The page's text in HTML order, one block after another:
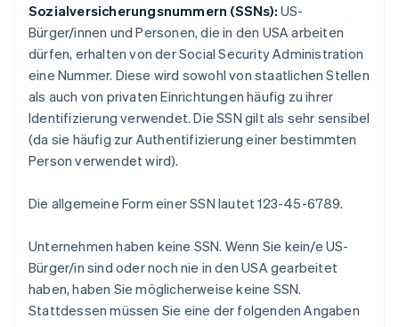
Sozialversicherungsnummern (SSNs): US-
Bürger/innen und Personen, die in den USA arbeiten
dürfen, erhalten von der Social Security Administration
eine Nummer. Diese wird sowohl von staatlichen Stellen
als auch von privaten Einrichtungen häufig zu ihrer
Identifizierung verwendet. Die SSN gilt als sehr sensibel
(da sie häufig zur Authentifizierung einer bestimmten
Person verwendet wird).
Die allgemeine Form einer SSN lautet 123-45-6789.
Unternehmen haben keine SSN. Wenn Sie kein/e US-
Bürger/in sind oder noch nie in den USA gearbeitet
haben, haben Sie möglicherweise keine SSN.
Stattdessen müssen Sie eine der folgenden Angaben